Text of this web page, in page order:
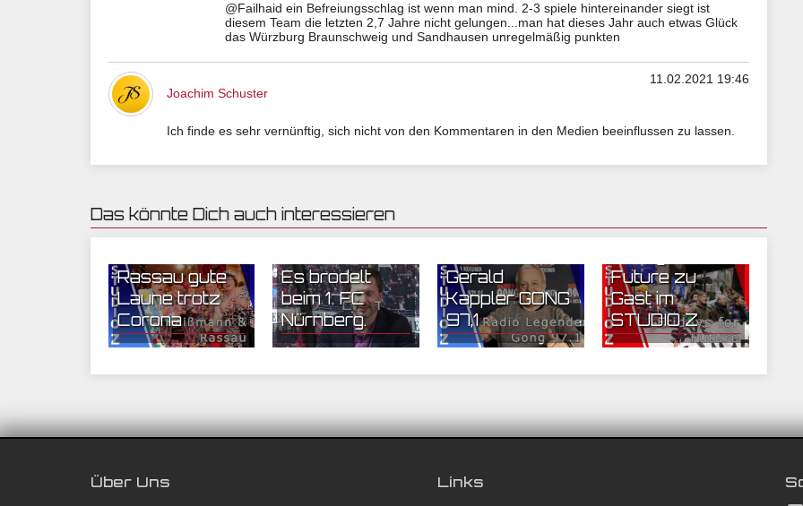
@Failhaid ein Befreiungsschlag ist wenn man mind. 2-3 spiele hintereinander siegt ist
diesem Team die letzten 2,7 Jahre nicht gelungen...man hat dieses Jahr auch etwas Glück
das Würzburg Braunschweig und Sandhausen unregelmäßig punkten
11.02.2021 19:46
Joachim Schuster
Ich finde es sehr vernünftig, sich nicht von den Kommentaren in den Medien beeinflussen zu lassen.
Das könnte Dich auch interessieren
Rassau gute
Laune trotz
Corona
Es brodelt
beim 1. FC
Nürnberg.
Gerald
Kappler GONG
97,1
zu Gast im STUDIO Z
Future zu
Gast im
STUDIO Z
Über Uns Links